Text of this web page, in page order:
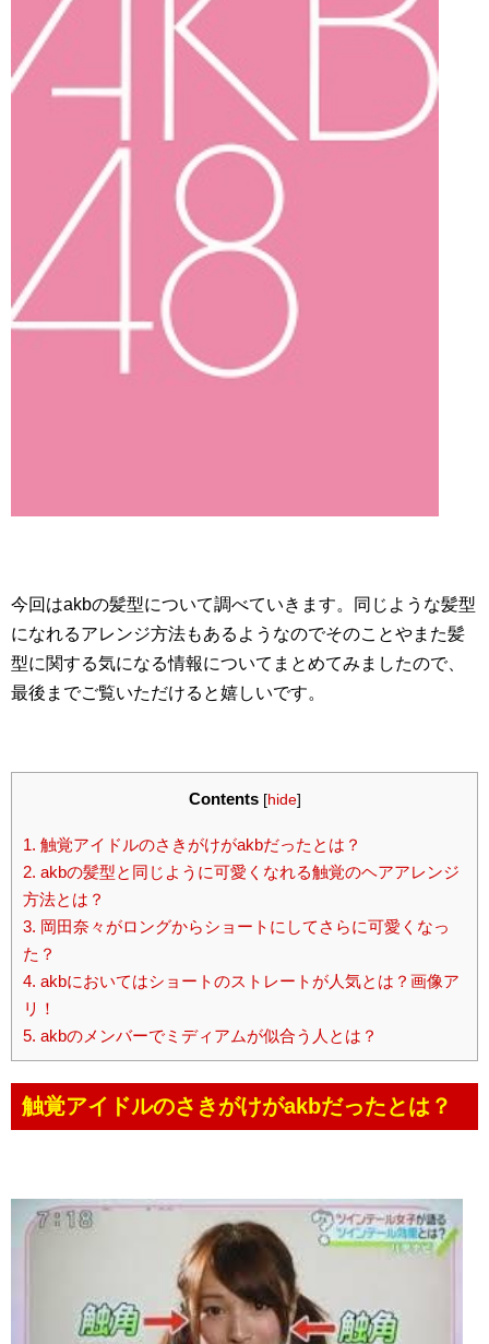
今回はakbの髪型について調べていきます。同じような髪型
になれるアレンジ方法もあるようなのでそのことやまた髪
型に関する気になる情報についてまとめてみましたので、
最後までご覧いただけると嬉しいです。
Contents [hide]
1. 触覚アイドルのさきがけがakbだったとは？
2. akbの髪型と同じように可愛くなれる触覚のヘアアレンジ
方法とは？
3. 岡田奈々がロングからショートにしてさらに可愛くなっ
た？
4. akbにおいてはショートのストレートが人気とは？画像ア
リ！
5. akbのメンバーでミディアムが似合う人とは？
触覚アイドルのさきがけがakbだったとは？